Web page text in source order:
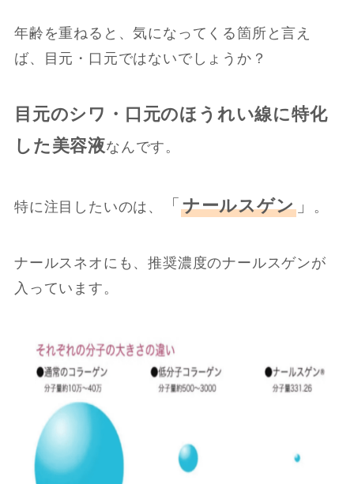
年齢を重ねると、気になってくる箇所と言え
ば、目元・口元ではないでしょうか？
目元のシワ・口元のほうれい線に特化
した美容液なんです。
特に注目したいのは、 「 ナールスゲン」 。
ナールスネオにも、推奨濃度のナールスゲンが
入っています。